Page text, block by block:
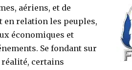
aériens, et de
en relation les peuples,
économiques et
Se fondant sur
certains